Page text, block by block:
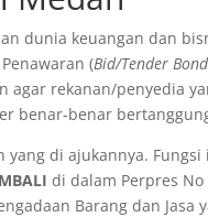
dunia keuangan dan
(Bid/Tender Bond
agar rekanan/penyedia
benar-benar
yang di ajukannya. Fungsi
di dalam Perpres No
Barang dan Jasa